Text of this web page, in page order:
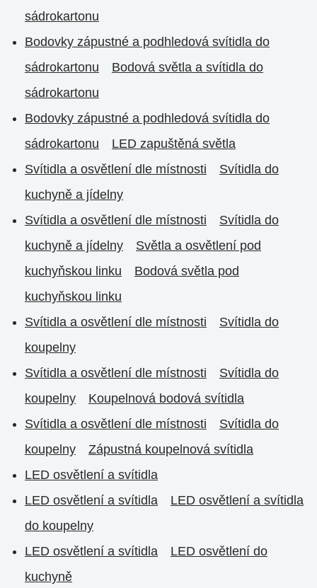
sádrokartonu
Bodovky zápustné a podhledová svítidla do
sádrokartonu
Bodová světla a svítidla do
sádrokartonu
Bodovky zápustné a podhledová svítidla do
sádrokartonu
LED zapuštěná světla
Svítidla a osvětlení dle místnosti
Svítidla do
kuchyně a jídelny
Svítidla a osvětlení dle místnosti
Svítidla do
kuchyně a jídelny
Světla a osvětlení pod
kuchyňskou linku
Bodová světla pod
kuchyňskou linku
Svítidla a osvětlení dle místnosti
Svítidla do
koupelny
Svítidla a osvětlení dle místnosti
Svítidla do
koupelny
Koupelnová bodová svítidla
Svítidla a osvětlení dle místnosti
Svítidla do
koupelny
Zápustná koupelnová svítidla
LED osvětlení a svítidla
LED osvětlení a svítidla
LED osvětlení a svítidla
do koupelny
LED osvětlení a svítidla
LED osvětlení do
kuchyně